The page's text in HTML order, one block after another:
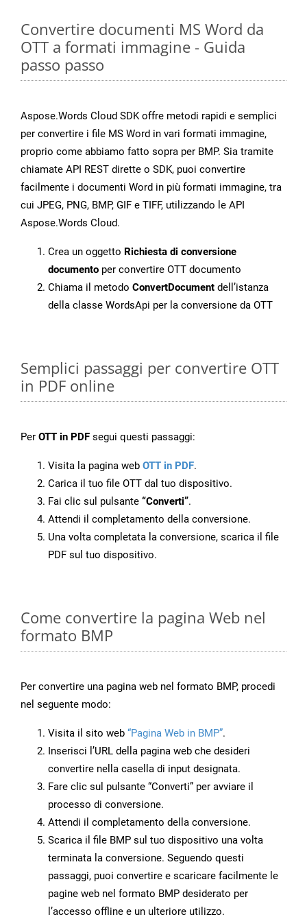
Convertire documenti MS Word da
OTT a formati immagine - Guida
passo passo
Aspose.Words Cloud SDK offre metodi rapidi e semplici
per convertire i file MS Word in vari formati immagine,
proprio come abbiamo fatto sopra per BMP. Sia tramite
chiamate API REST dirette o SDK, puoi convertire
facilmente i documenti Word in più formati immagine, tra
cui JPEG, PNG, BMP, GIF e TIFF, utilizzando le API
Aspose.Words Cloud.
Crea un oggetto Richiesta di conversione
documento per convertire OTT documento
Chiama il metodo ConvertDocument dell’istanza
della classe WordsApi per la conversione da OTT
Semplici passaggi per convertire OTT
in PDF online
Per OTT in PDF segui questi passaggi:
Visita la pagina web OTT in PDF.
Carica il tuo file OTT dal tuo dispositivo.
Fai clic sul pulsante “Converti”.
Attendi il completamento della conversione.
Una volta completata la conversione, scarica il file
PDF sul tuo dispositivo.
Come convertire la pagina Web nel
formato BMP
Per convertire una pagina web nel formato BMP, procedi
nel seguente modo:
Visita il sito web “Pagina Web in BMP”.
Inserisci l’URL della pagina web che desideri
convertire nella casella di input designata.
Fare clic sul pulsante “Converti” per avviare il
processo di conversione.
Attendi il completamento della conversione.
Scarica il file BMP sul tuo dispositivo una volta
terminata la conversione. Seguendo questi
passaggi, puoi convertire e scaricare facilmente le
pagine web nel formato BMP desiderato per
l’accesso offline e un ulteriore utilizzo.